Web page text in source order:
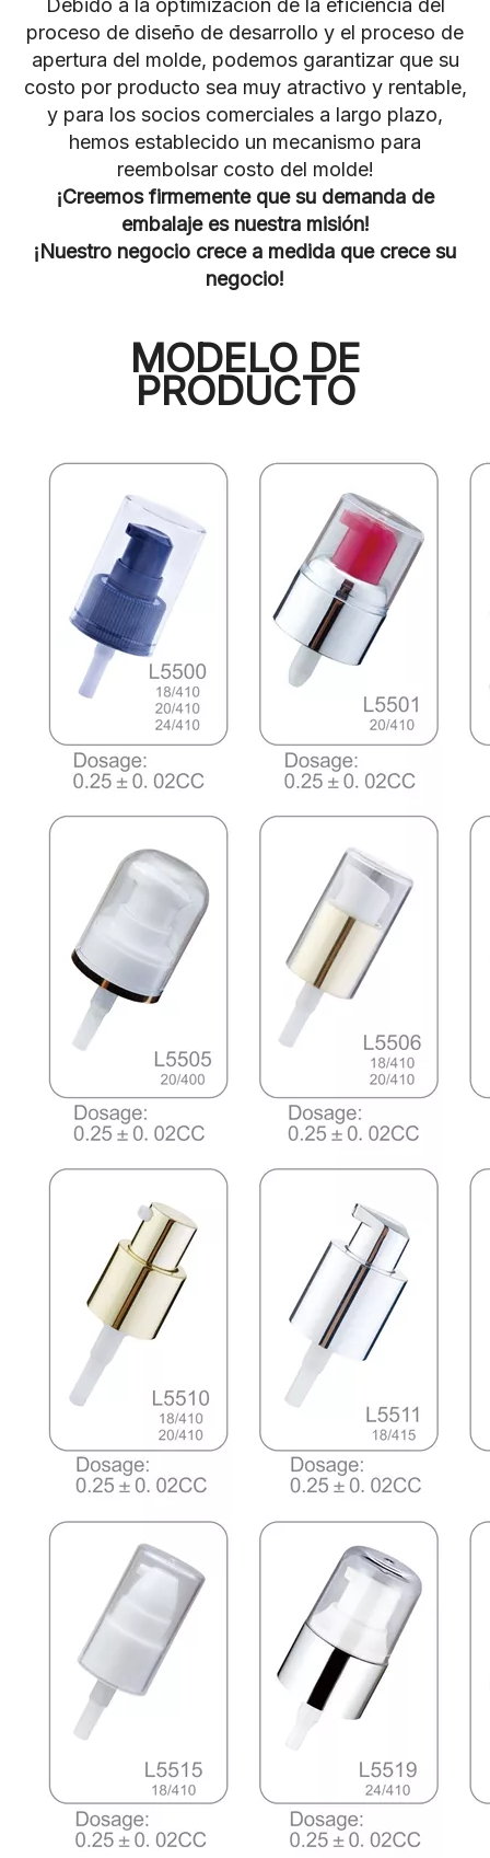
Debido a la optimización de la eficiencia del
proceso de diseño de desarrollo y el proceso de
apertura del molde, podemos garantizar que su
costo por producto sea muy atractivo y rentable,
y para los socios comerciales a largo plazo,
hemos establecido un mecanismo para
reembolsar costo del molde!
¡Creemos firmemente que su demanda de
embalaje es nuestra misión!
¡Nuestro negocio crece a medida que crece su
negocio!
MODELO DE
PRODUCTO